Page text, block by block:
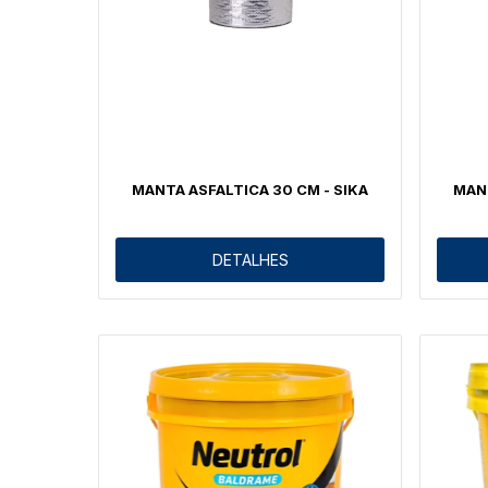
MANTA ASFALTICA 30 CM - SIKA
DETALHES